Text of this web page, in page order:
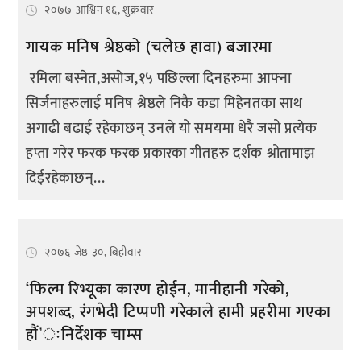
२०७७ आश्विन १६, शुक्रवार
गायक मनिष श्रेष्ठको (चलेछ हावा) बजारमा
रमिला बस्नेत,असाेज,१५ पछिल्ला दिनहरुमा आफ्ना
सिर्जनाहरुलाई मनिष श्रेष्ठले निकै कडा मिहेनतका साथ
अगाढी बढाई रहेकाछन् उनले यो समयमा धेरै जसो प्रत्येक
हप्ता गरेर फरक फरक प्रकारका गीतहरु दर्शक श्रोतामाझ
दिईरहेकाछन्...
२०७६ जेष्ठ ३०, बिहीवार
‘फिल्म रिभ्यूका कारण होईन, मानीहानी गरेको,
अपशब्द, रंगभेदी टिप्पणी गरेकाले हामी प्रहरीमा गएका
हौं’ःनिर्देशक चाम्स